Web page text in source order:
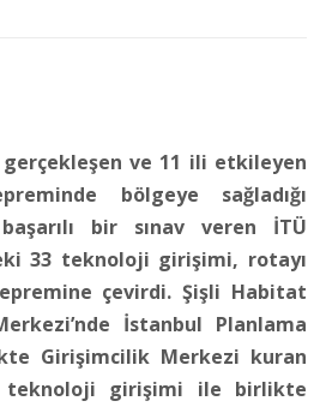
ve 11 ili etkileyen
bölgeye sağladığı
bir sınav veren İTÜ
33 teknoloji girişimi, rotayı
çevirdi. Şişli Habitat
İstanbul Planlama
Girişimcilik Merkezi kuran
teknoloji girişimi ile birlikte